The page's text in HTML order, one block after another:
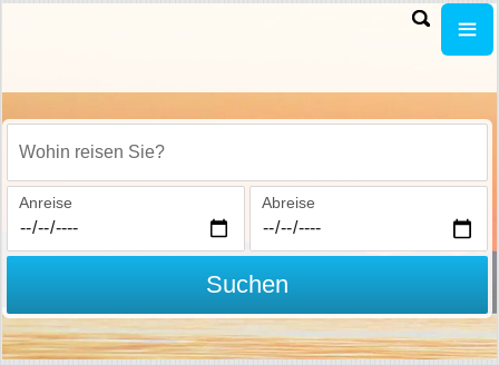
Wohin reisen Sie?
Anreise Abreise
Suchen